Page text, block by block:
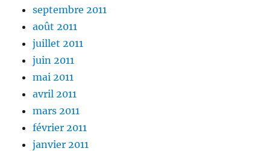
septembre 2011
août 2011
juillet 2011
juin 2011
mai 2011
avril 2011
mars 2011
février 2011
janvier 2011